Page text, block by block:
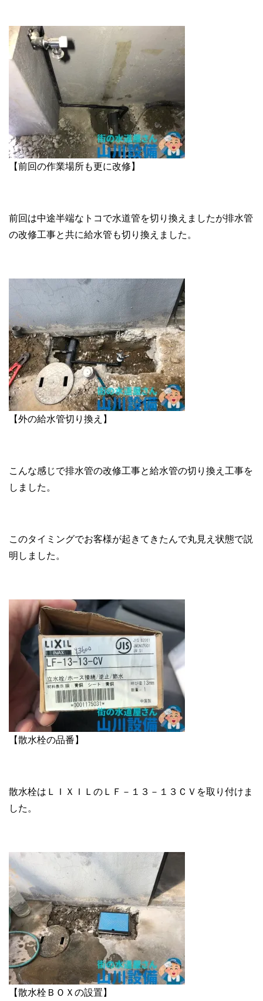
【前回の作業場所も更に改修】
前回は中途半端なトコで水道管を切り換えましたが排水管
の改修工事と共に給水管も切り換えました。
【外の給水管切り換え】
こんな感じで排水管の改修工事と給水管の切り換え工事を
しました。
このタイミングでお客様が起きてきたんで丸見え状態で説
明しました。
【散水栓の品番】
散水栓はＬＩＸＩＬのＬＦ－１３－１３ＣＶを取り付けま
した。
【散水栓ＢＯＸの設置】